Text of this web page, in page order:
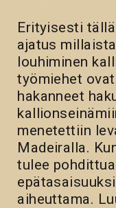
Erityisesti
ajatus
louhiminen
työmiehet
hakanneet
menetettiin
Madeiralla.
tulee
aiheuttama.